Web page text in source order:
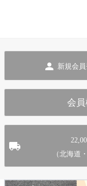
新規会
会員
（北海道